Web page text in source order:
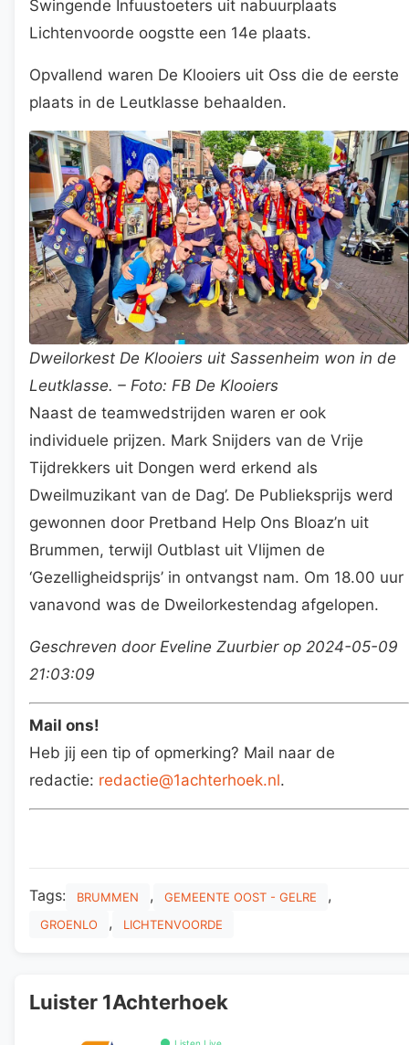
Swingende Infuustoeters uit nabuurplaats
Lichtenvoorde oogstte een 14e plaats.
Opvallend waren De Klooiers uit Oss die de eerste
plaats in de Leutklasse behaalden.
Dweilorkest De Klooiers uit Sassenheim won in de
Leutklasse. – Foto: FB De Klooiers
Naast de teamwedstrijden waren er ook
individuele prijzen. Mark Snijders van de Vrije
Tijdrekkers uit Dongen werd erkend als
Dweilmuzikant van de Dag’. De Publieksprijs werd
gewonnen door Pretband Help Ons Bloaz’n uit
Brummen, terwijl Outblast uit Vlijmen de
‘Gezelligheidsprijs’ in ontvangst nam. Om 18.00 uur
vanavond was de Dweilorkestendag afgelopen.
Geschreven door Eveline Zuurbier op 2024-05-09
21:03:09
Mail ons!
Heb jij een tip of opmerking? Mail naar de
redactie: redactie@1achterhoek.nl.
Tags: BRUMMEN , GEMEENTE OOST - GELRE ,
GROENLO , LICHTENVOORDE
Luister 1Achterhoek